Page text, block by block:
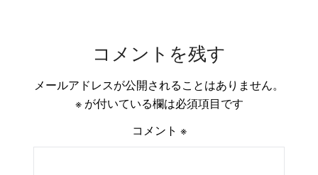
コメントを残す
メールアドレスが公開されることはありません。
※が付いている欄は必須項目です
コメント ※